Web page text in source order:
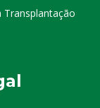
Transplantação